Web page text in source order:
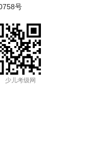
号
少儿考级网